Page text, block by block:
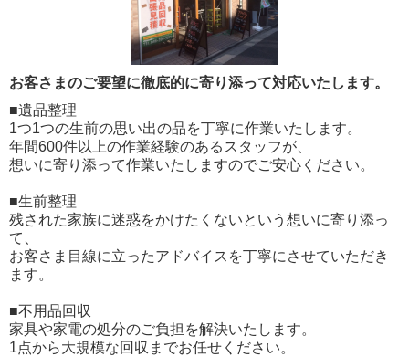
お客さまのご要望に徹底的に寄り添って対応いたします。
■遺品整理
1つ1つの生前の思い出の品を丁寧に作業いたします。
年間600件以上の作業経験のあるスタッフが、
想いに寄り添って作業いたしますのでご安心ください。
■生前整理
残された家族に迷惑をかけたくないという想いに寄り添っ
て、
お客さま目線に立ったアドバイスを丁寧にさせていただき
ます。
■不用品回収
家具や家電の処分のご負担を解決いたします。
1点から大規模な回収までお任せください。